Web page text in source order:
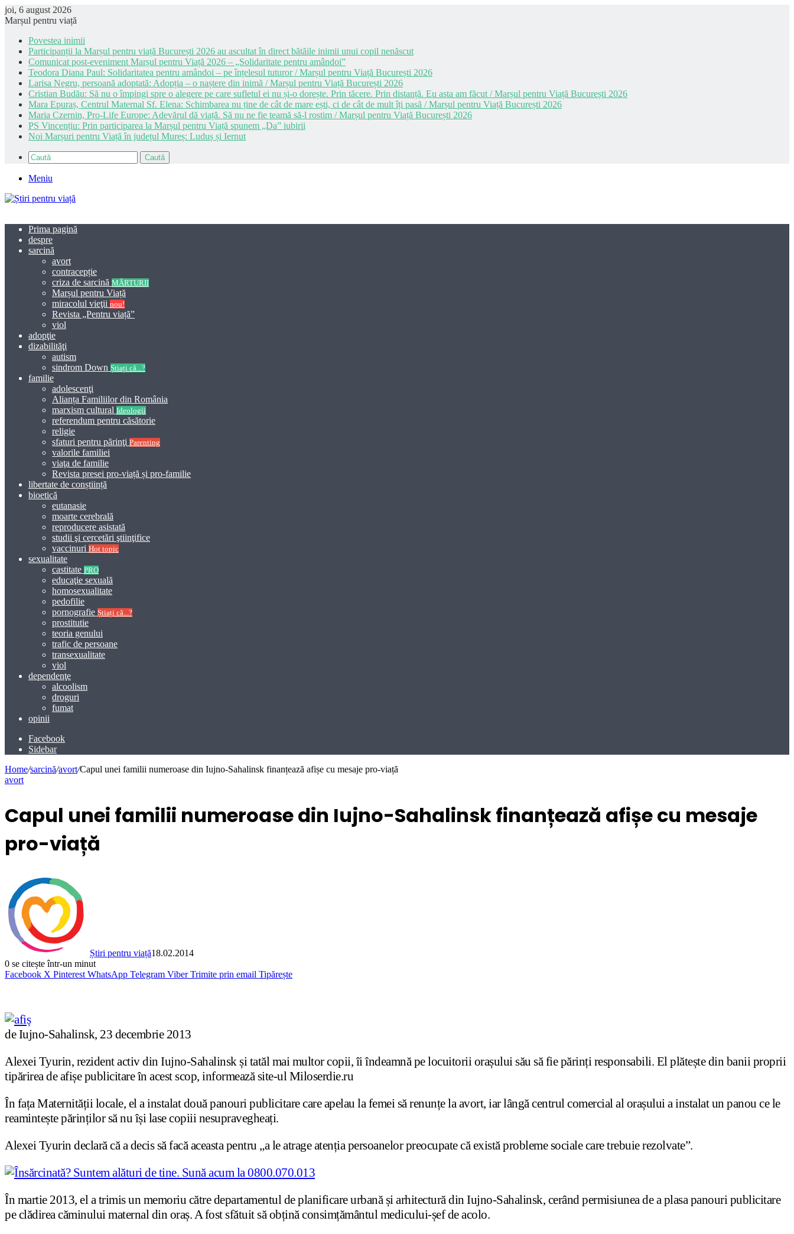
joi, 6 august 2026
Marșul pentru viață
Povestea inimii
Participanții la Marșul pentru viață București 2026 au ascultat în direct bătăile inimii unui copil nenăscut
Comunicat post-eveniment Marșul pentru Viață 2026 – „Solidaritate pentru amândoi”
Teodora Diana Paul: Solidaritatea pentru amândoi – pe înțelesul tuturor / Marșul pentru Viață București 2026
Larisa Negru, persoană adoptată: Adopția – o naștere din inimă / Marșul pentru Viață București 2026
Cristian Budău: Să nu o împingi spre o alegere pe care sufletul ei nu și-o dorește. Prin tăcere. Prin distanță. Eu asta am făcut / Marșul pentru Viață București 2026
Mara Epuraș, Centrul Maternal Sf. Elena: Schimbarea nu ține de cât de mare ești, ci de cât de mult îți pasă / Marșul pentru Viață București 2026
Maria Czernin, Pro-Life Europe: Adevărul dă viață. Să nu ne fie teamă să-l rostim / Marșul pentru Viață București 2026
PS Vincențiu: Prin participarea la Marșul pentru Viață spunem „Da” iubirii
Noi Marșuri pentru Viață în județul Mureș: Luduș și Iernut
Caută
Meniu
Prima pagină
despre
sarcină
avort
contracepție
criza de sarcină MĂRTURII
Marșul pentru Viață
miracolul vieţii nou!
Revista „Pentru viață”
viol
adopţie
dizabilităţi
autism
sindrom Down Știați că...?
familie
adolescenţi
Alianța Familiilor din România
marxism cultural Ideologii
referendum pentru căsătorie
religie
sfaturi pentru părinţi Parenting
valorile familiei
viaţa de familie
Revista presei pro-viață și pro-familie
libertate de conștiință
bioetică
eutanasie
moarte cerebrală
reproducere asistată
studii şi cercetări ştiinţifice
vaccinuri Hot topic
sexualitate
castitate PRO
educaţie sexuală
homosexualitate
pedofilie
pornografie Știați că...?
prostitutie
teoria genului
trafic de persoane
transexualitate
viol
dependenţe
alcoolism
droguri
fumat
opinii
Facebook
Sidebar
Home/sarcină/avort/Capul unei familii numeroase din Iujno-Sahalinsk finanțează afișe cu mesaje pro-viață
avort
Capul unei familii numeroase din Iujno-Sahalinsk finanțează afișe cu mesaje
pro-viață
Știri pentru viață18.02.2014
0 se citește într-un minut
Facebook X Pinterest WhatsApp Telegram Viber Trimite prin email Tipărește
de Iujno-Sahalinsk, 23 decembrie 2013
Alexei Tyurin, rezident activ din Iujno-Sahalinsk și tatăl mai multor copii, îi îndeamnă pe locuitorii orașului său să fie părinți responsabili. El plătește din banii proprii
tipărirea de afișe publicitare în acest scop, informează site-ul Miloserdie.ru
În fața Maternității locale, el a instalat două panouri publicitare care apelau la femei să renunțe la avort, iar lângă centrul comercial al orașului a instalat un panou ce le
reamintește părinților să nu își lase copiii nesupravegheați.
Alexei Tyurin declară că a decis să facă aceasta pentru „a le atrage atenția persoanelor preocupate că există probleme sociale care trebuie rezolvate”.
În martie 2013, el a trimis un memoriu către departamentul de planificare urbană și arhitectură din Iujno-Sahalinsk, cerând permisiunea de a plasa panouri publicitare
pe clădirea căminului maternal din oraș. A fost sfătuit să obțină consimțământul medicului-șef de acolo.